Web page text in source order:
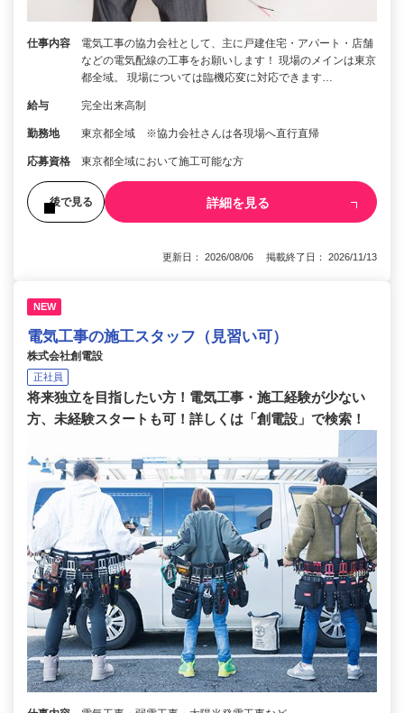
仕事内容
電気工事の協力会社として、主に戸建住宅・アパート・店舗
などの電気配線の工事をお願いします！ 現場のメインは東京
都全域。 現場については臨機応変に対応できます…
給与 完全出来高制
勤務地 東京都全域 ※協力会社さんは各現場へ直行直帰
応募資格 東京都全域において施工可能な方
後で見る 詳細を見る
更新日： 2026/08/06 掲載終了日： 2026/11/13
NEW
電気工事の施工スタッフ（見習い可）
株式会社創電設
正社員
将来独立を目指したい方！電気工事・施工経験が少ない
方、未経験スタートも可！詳しくは「創電設」で検索！